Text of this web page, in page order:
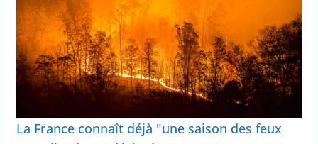
La France connaît déjà "une saison des feux